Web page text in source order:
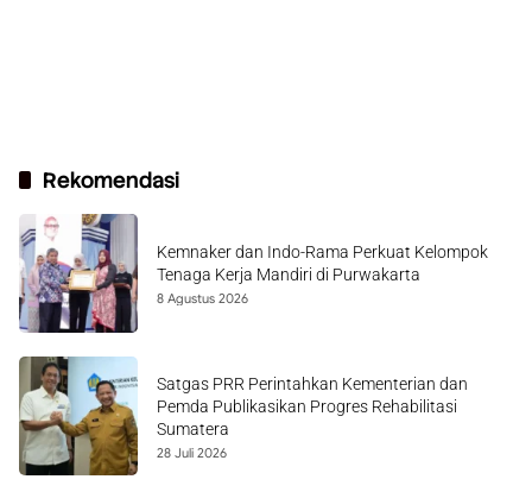
Rekomendasi
Kemnaker dan Indo-Rama Perkuat Kelompok
Tenaga Kerja Mandiri di Purwakarta
8 Agustus 2026
Satgas PRR Perintahkan Kementerian dan
Pemda Publikasikan Progres Rehabilitasi
Sumatera
28 Juli 2026